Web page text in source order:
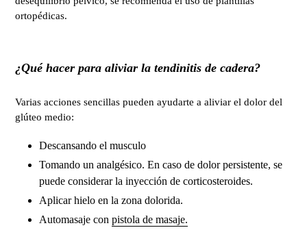
ortopédicas.
¿Qué hacer para aliviar la tendinitis de cadera?
Varias acciones sencillas pueden ayudarte a aliviar el dolor del
glúteo medio:
Descansando el musculo
Tomando un analgésico. En caso de dolor persistente, se
puede considerar la inyección de corticosteroides.
Aplicar hielo en la zona dolorida.
Automasaje con pistola de masaje.